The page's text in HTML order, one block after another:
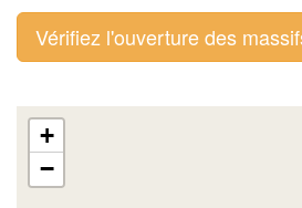
Vérifiez l'ouverture des
+
−